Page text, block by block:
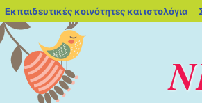
Εκπαιδευτικές κοινότητες και ιστολόγια